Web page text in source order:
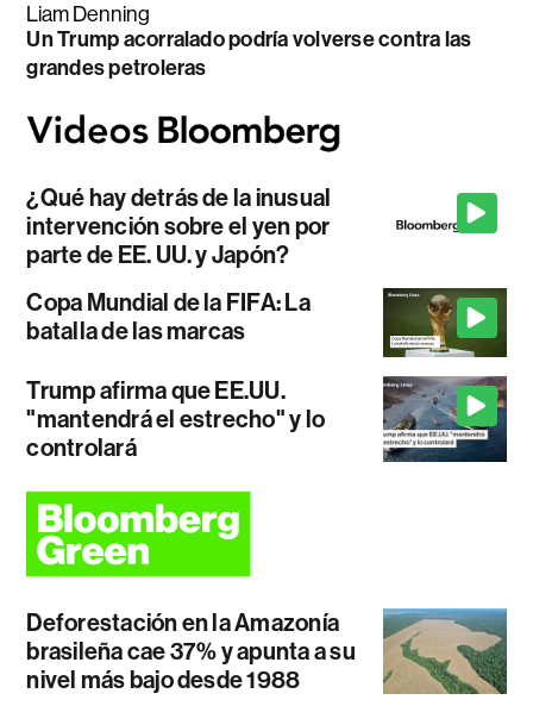
Liam Denning
Un Trump acorralado podría volverse contra las
grandes petroleras
¿Qué hay detrás de la inusual
intervención sobre el yen por
parte de EE. UU. y Japón?
Copa Mundial de la FIFA: La
batalla de las marcas
Trump afirma que EE.UU.
"mantendrá el estrecho" y lo
controlará
Deforestación en la Amazonía
brasileña cae 37% y apunta a su
nivel más bajo desde 1988